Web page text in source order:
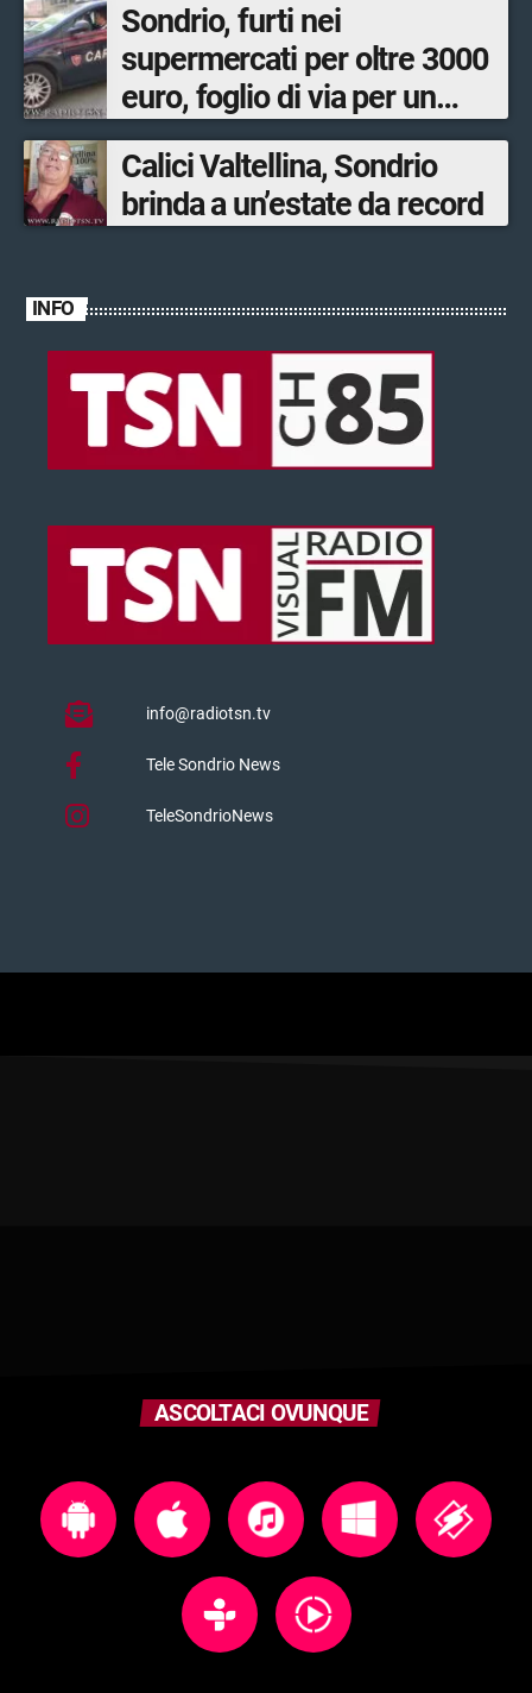
Sondrio, furti nei
supermercati per oltre 3000
euro, foglio di via per un
ventinovenne
Calici Valtellina, Sondrio
brinda a un’estate da record
INFO
info@radiotsn.tv
Tele Sondrio News
TeleSondrioNews
ASCOLTACI OVUNQUE